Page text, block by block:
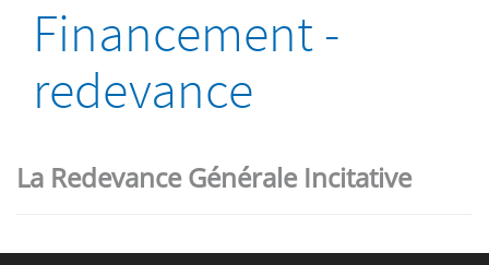
Financement -
redevance
La Redevance Générale Incitative